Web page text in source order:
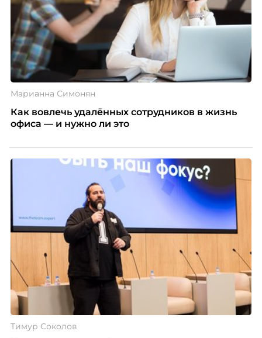
Марианна Симонян
Как вовлечь удалённых сотрудников в жизнь
офиса — и нужно ли это
Тимур Соколов